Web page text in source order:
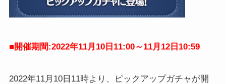
■開催期間:2022年11月10日11:00～11月12日10:59
2022年11月10日11時より、ピックアップガチャが開